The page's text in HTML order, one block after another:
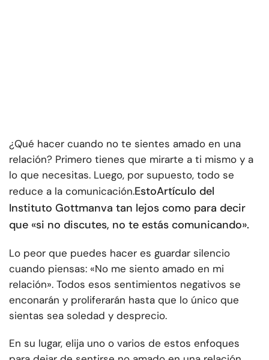
¿Qué hacer cuando no te sientes amado en una
relación? Primero tienes que mirarte a ti mismo y a
lo que necesitas. Luego, por supuesto, todo se
reduce a la comunicación.EstoArtículo del
Instituto Gottmanva tan lejos como para decir
que «si no discutes, no te estás comunicando».
Lo peor que puedes hacer es guardar silencio
cuando piensas: «No me siento amado en mi
relación». Todos esos sentimientos negativos se
enconarán y proliferarán hasta que lo único que
sientas sea soledad y desprecio.
En su lugar, elija uno o varios de estos enfoques